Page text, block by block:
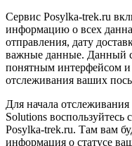
Сервис Posylka-trek.ru
информацию о всех
отправления, дату
важные данные. Данный
понятным интерфейсом и
отслеживания ваших
Для начала
Solutions воспользуйтесь
Posylka-trek.ru. Там вам
информация о статусе